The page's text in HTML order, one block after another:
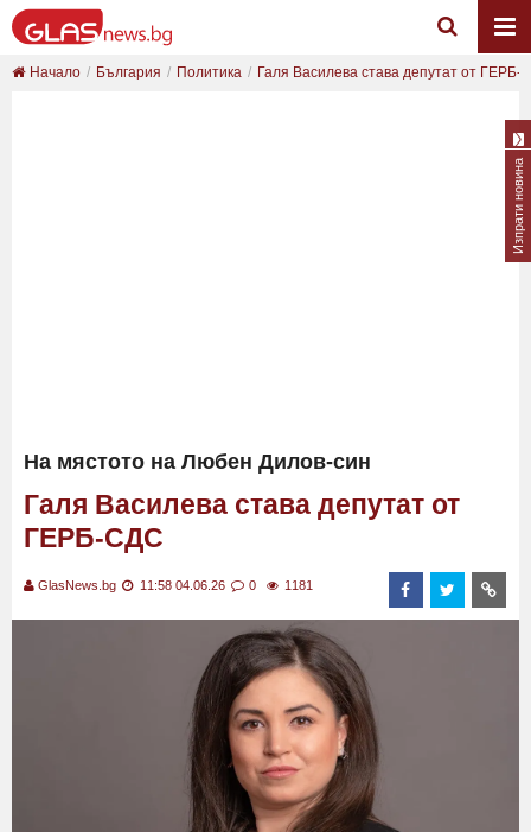
Начало България Политика Галя Василева става депутат от ГЕРБ-
На мястото на Любен Дилов-син
Галя Василева става депутат от
ГЕРБ-СДС
GlasNews.bg 11:58 04.06.26 0 1181
Изпрати новина